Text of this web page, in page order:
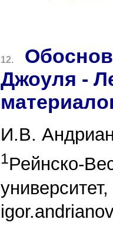
12.
Джоуля -
И.В.
1Рейнско-